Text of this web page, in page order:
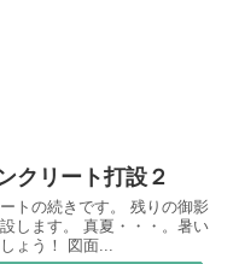
クリート打設２
トの続きです。 残りの御影
します。 真夏・・・。暑い
ょう！ 図面...